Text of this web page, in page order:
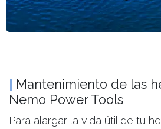
Mantenimiento de las
Nemo Power Tools
Para alargar la vida útil de tu